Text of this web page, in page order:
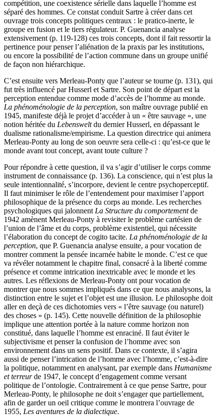
compétition, une coexistence sérielle dans laquelle l’homme est
séparé des hommes. Ce constat conduit Sartre à créer dans cet
ouvrage trois concepts politiques centraux : le pratico-inerte, le
groupe en fusion et le tiers régulateur. P. Guenancia analyse
extensivement (p. 119-128) ces trois concepts, dont il fait ressortir la
pertinence pour penser l’aliénation de la praxis par les institutions,
ou encore la possibilité de l’action commune dans un groupe unifié
de façon non hiérarchique.
C’est ensuite vers Merleau-Ponty que l’auteur se tourne (p. 131), qui
fut très influencé par Husserl et Sartre. Son point de départ est la
perception entendue comme mode d’accès de l’homme au monde.
La phénoménologie de la perception, son maître ouvrage publié en
1945, manifeste déjà le projet d’accéder à un « être sauvage », une
notion héritée du Lebensweltdu dernier Husserl, en dépassant le
dualisme rationalisme/empirisme. La question directrice qui animera
Merleau-Ponty au long de son oeuvre sera celle-ci : qu’est-ce que le
monde avant tout concept, avant toute culture ?
Pour répondre à cette question, il va s’agir d’utiliser le corps comme
instrument de connaissance (p. 136). La conscience, qui n’est plus la
seule intentionnalité, s’incorpore, devient le centre psychoperceptif.
Il faut minimiser le rôle de l’entendement pour maximiser l’apport
philosophique de la présence du corps au monde. Les recherches
psychologiques qui jalonnent La Structure du comportementde
1942 amènent Merleau-Ponty à revisiter le problème cartésien de
l’union de l’âme et du corps, problème existentiel, qui nécessite
l’élaboration du concept de cogito tacite. La phénoménologie de la
perception, que P. Guenancia analyse ensuite, a pour vocation de
montrer comment la pensée incarnée habite le monde. C’est ce que
va révéler notamment le chapitre final, consacré à la liberté comme
présence et comme intrication inextricable avec le monde et les
autres. Les réflexions de Merleau-Ponty ont pour vocation de
montrer que nous sommes impliqués dans ce que nous analysons, la
distinction entre le sujet et l’objet est une illusion. Le philosophe doit
aller en deçà de ces dichotomies vers « l’être sauvage (ou naturel)
des choses » (p. 145). Cette nouvelle définition de la philosophie
implique une attention portée à la nature comme horizon non
constitué, dans laquelle l’homme est enraciné. Il faut éviter le
subjectivisme et penser la confusion de l’homme avec son
environnement dans un sens positif. Dans ce contexte, il s’agira
aussi de penser l’intrication de l’homme avec l’homme, c’est-à-dire
la politique, notamment en analysant, par exemple dans Humanisme
et terreurde 1947, le concept d’engagement comme versant
politique de l’ontologie. Contrairement à ce que pense Sartre, pour
Merleau-Ponty, le philosophe ne doit s’engager que partiellement,
afin de garder un oeil critique comme le montrera l’ouvrage de
1955, Les aventures de la dialectique.